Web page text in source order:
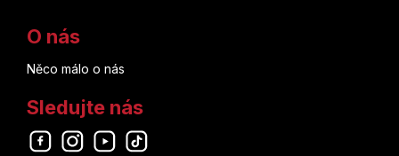
O nás
Něco málo o nás
Sledujte nás